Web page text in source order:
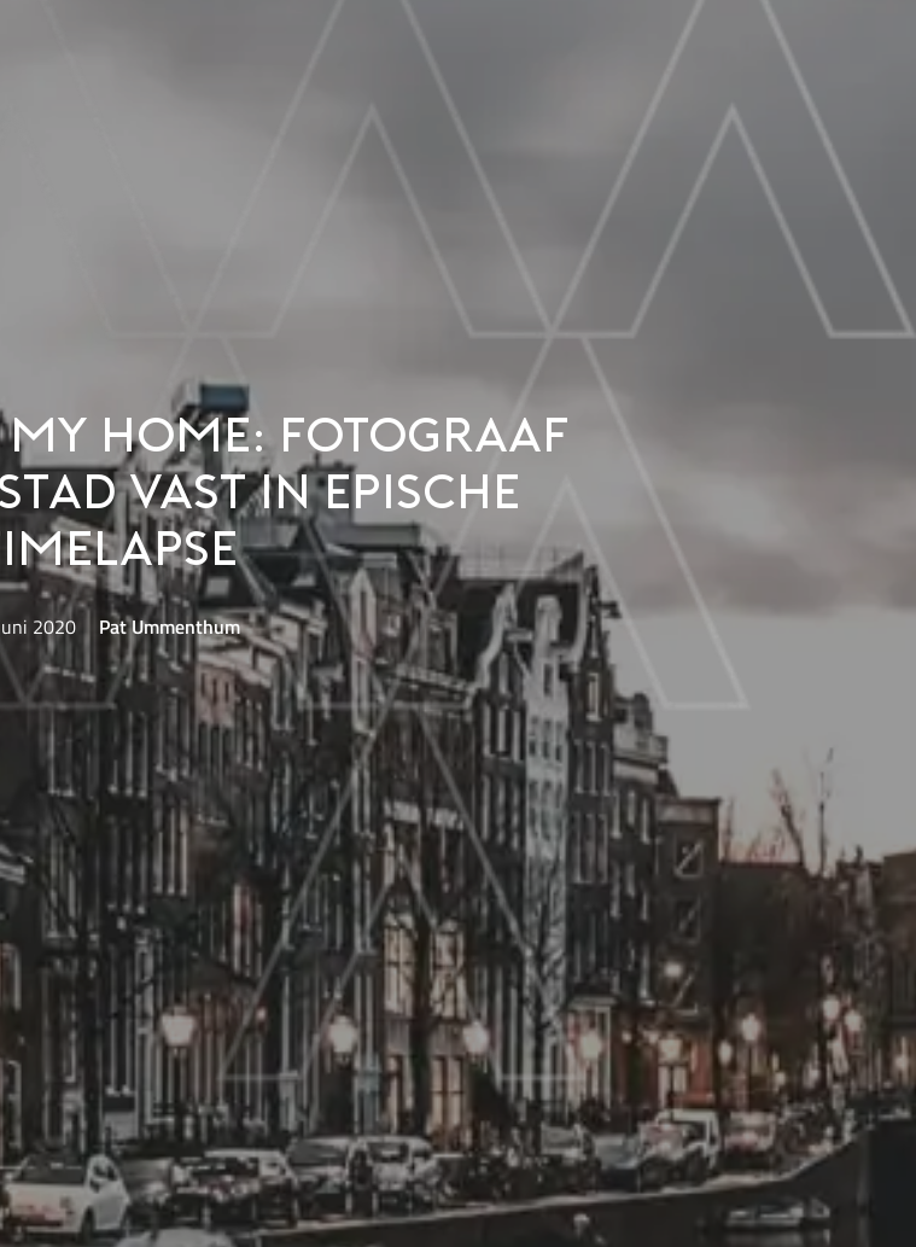
My Home: fotograaf
vast in epische
2020 Pat Ummenthum